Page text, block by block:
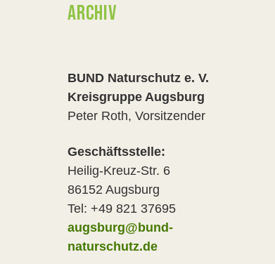
ARCHIV
BUND Naturschutz e. V.
Kreisgruppe Augsburg
Peter Roth, Vorsitzender
Geschäftsstelle:
Heilig-Kreuz-Str. 6
86152 Augsburg
Tel: +49 821 37695
augsburg@bund-
naturschutz.de